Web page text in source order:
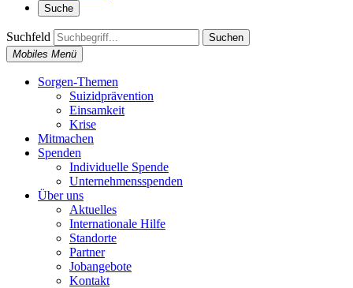
Suche
Suchfeld
Suchen
Mobiles Menü
Sorgen-Themen
Suizidprävention
Einsamkeit
Krise
Mitmachen
Spenden
Individuelle Spende
Unternehmensspenden
Über uns
Aktuelles
Internationale Hilfe
Standorte
Partner
Jobangebote
Kontakt